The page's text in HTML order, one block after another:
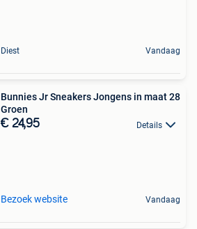
Diest Vandaag
Bunnies Jr Sneakers Jongens in maat 28
Groen
€ 24,95 Details
Bezoek website Vandaag